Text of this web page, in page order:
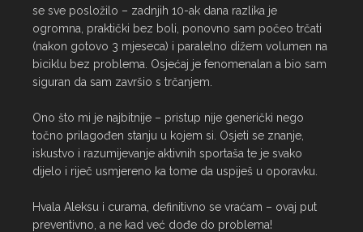
se sve posložilo – zadnjih 10-ak dana razlika je
ogromna, praktički bez boli, ponovno sam počeo trčati
(nakon gotovo 3 mjeseca) i paralelno dižem volumen na
biciklu bez problema. Osjećaj je fenomenalan a bio sam
siguran da sam završio s trčanjem.
Ono što mi je najbitnije – pristup nije generički nego
točno prilagođen stanju u kojem si. Osjeti se znanje,
iskustvo i razumijevanje aktivnih sportaša te je svako
dijelo i riječ usmjereno ka tome da uspiješ u oporavku.
Hvala Aleksu i curama, definitivno se vraćam – ovaj put
preventivno, a ne kad već dođe do problema!